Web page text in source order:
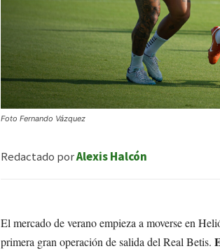
Foto Fernando Vázquez
Redactado porAlexis Halcón
El mercado de verano empieza a moverse en
primera gran operación de salida del Real Betis.